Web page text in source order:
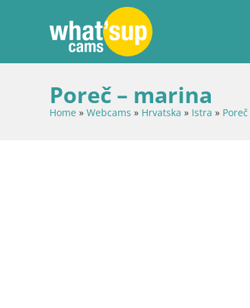
Poreč – marina
Home » Webcams » Hrvatska » Istra » Poreč